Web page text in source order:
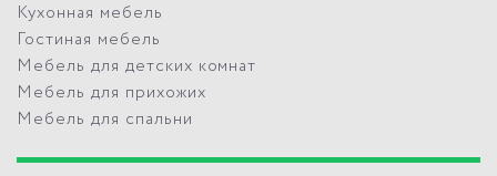
Кухонная мебель
Гостиная мебель
Мебель для детских комнат
Мебель для прихожих
Мебель для спальни